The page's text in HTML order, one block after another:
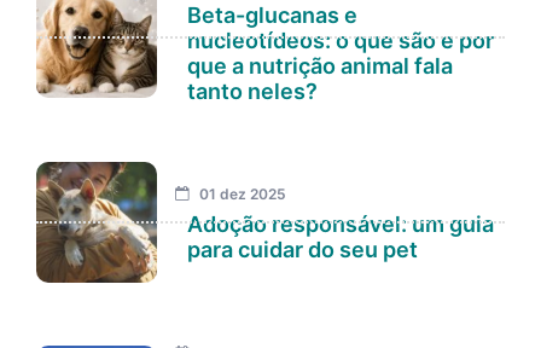
Beta-glucanas e
nucleotídeos: o que são e por
que a nutrição animal fala
tanto neles?
01 dez 2025
Adoção responsável: um guia
para cuidar do seu pet